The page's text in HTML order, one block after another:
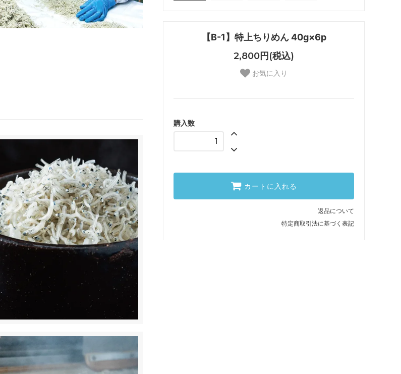
【B-1】特上ちりめん 40g×6p
2,800円(税込)
お気に入り
購入数
カートに入れる
返品について
特定商取引法に基づく表記